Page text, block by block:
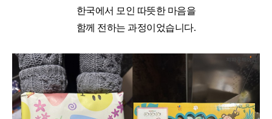
한국에서 모인 따뜻한 마음을
함께 전하는 과정이었습니다.